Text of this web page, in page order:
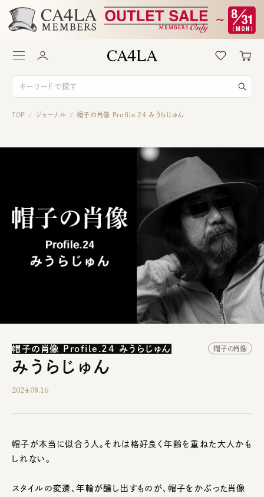
TOP / ジャーナル / 帽子の肖像 Profile.24 みうらじゅん
帽子の肖像 Profile.24 みうらじゅん 帽子の肖像
みうらじゅん
2024.08.16
帽子が本当に似合う人。それは格好良く年齢を重ねた大人かも
しれない。
スタイルの変遷、年輪が醸し出すものが、帽子をかぶった肖像